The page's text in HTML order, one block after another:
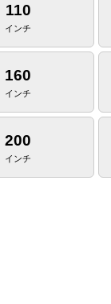
110
インチ
160
インチ
200
インチ